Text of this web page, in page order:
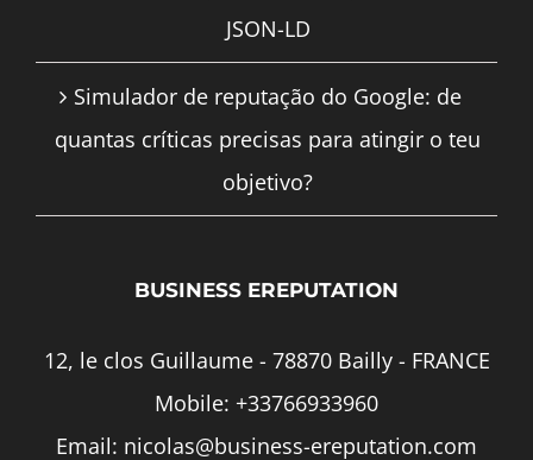
JSON-LD
Simulador de reputação do Google: de
quantas críticas precisas para atingir o teu
objetivo?
BUSINESS EREPUTATION
12, le clos Guillaume - 78870 Bailly - FRANCE
Mobile: +33766933960
Email: nicolas@business-ereputation.com